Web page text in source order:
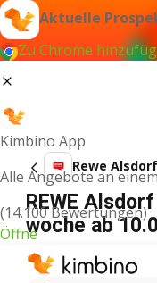
Aktuelle
Zu Chrome
Kimbino App
Alle Angebote an
(14.100 Bewertungen)
Öffne
Rewe Alsdorf
REWE
woche ab